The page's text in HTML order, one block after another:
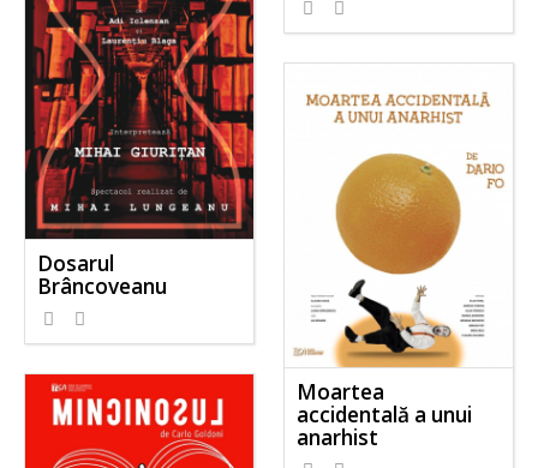
Dosarul
Brâncoveanu
Moartea
accidentală a unui
anarhist